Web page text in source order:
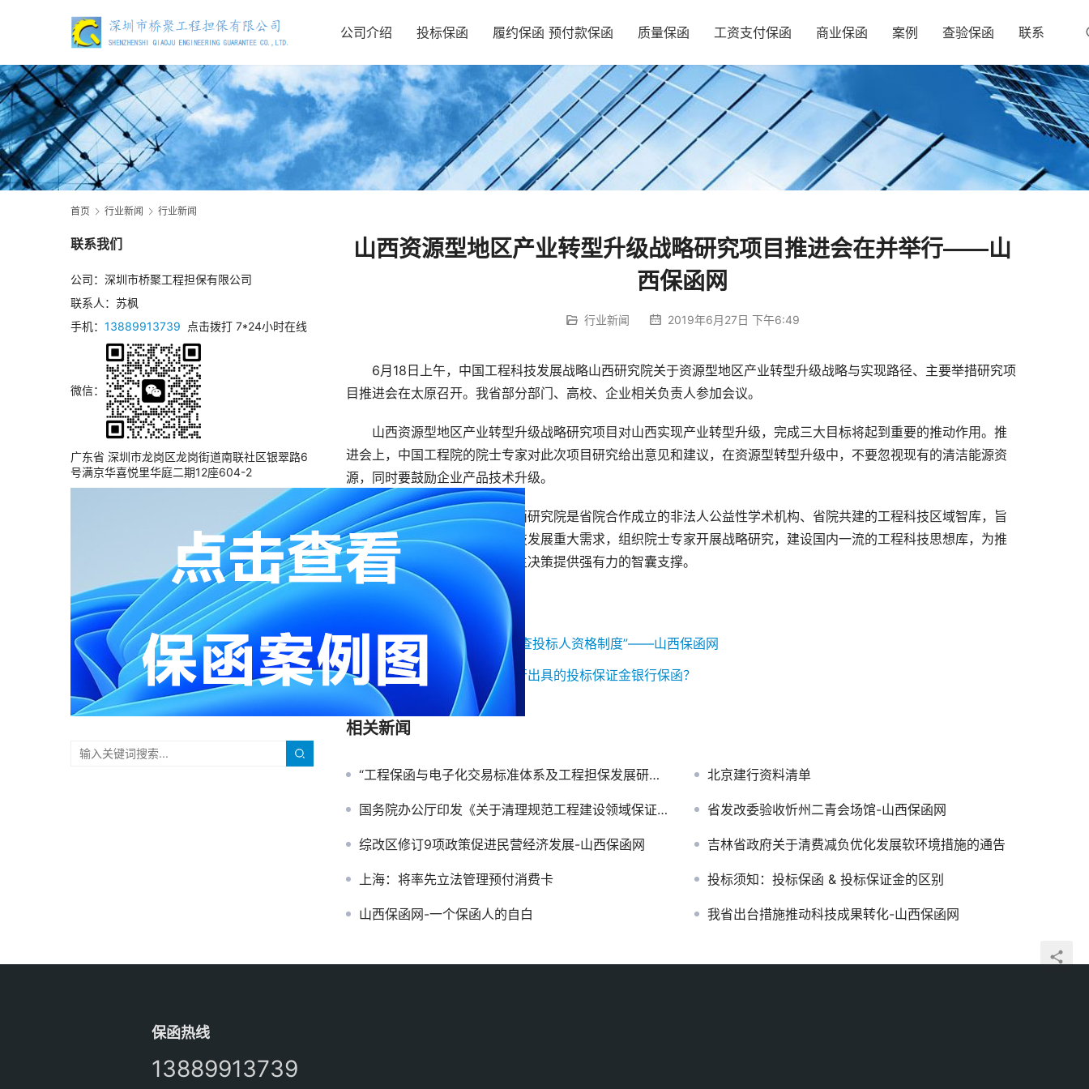
公司介绍 投标保函 履约保函 预付款保函 质量保函 工资支付保函 商业保函 案例 查验保函 联系
首页 行业新闻 行业新闻
山西资源型地区产业转型升级战略研究项目推进会在并举行——山
西保函网
行业新闻 2019年6月27日 下午6:49
6月18日上午，中国工程科技发展战略山西研究院关于资源型地区产业转型升级战略与实现路径、主要举措研究项
目推进会在太原召开。我省部分部门、高校、企业相关负责人参加会议。
山西资源型地区产业转型升级战略研究项目对山西实现产业转型升级，完成三大目标将起到重要的推动作用。推
进会上，中国工程院的院士专家对此次项目研究给出意见和建议，在资源型转型升级中，不要忽视现有的清洁能源资
源，同时要鼓励企业产品技术升级。
中国工程科技发展战略山西研究院是省院合作成立的非法人公益性学术机构、省院共建的工程科技区域智库，旨
在围绕我省经济社会及工程科技发展重大需求，组织院士专家开展战略研究，建设国内一流的工程科技思想库，为推
进创新驱动发展、促进科学民主决策提供强有力的智囊支撑。
来源:山西日报
上一篇： 长治市实行“采购人审查投标人资格制度”——山西保函网
下一篇：如何办理山西省内银行出具的投标保证金银行保函？
相关新闻
“工程保函与电子化交易标准体系及工程担保发展研讨会” 在清华大学召开 北京建行资料清单
国务院办公厅印发《关于清理规范工程建设领域保证金的通知》 省发改委验收忻州二青会场馆-山西保函网
综改区修订9项政策促进民营经济发展-山西保函网 吉林省政府关于清费减负优化发展软环境措施的通告
上海：将率先立法管理预付消费卡 投标须知：投标保函 & 投标保证金的区别
山西保函网-一个保函人的自白 我省出台措施推动科技成果转化-山西保函网
联系我们
公司：深圳市桥聚工程担保有限公司
联系人：苏枫
手机： 13889913739 点击拨打 7*24小时在线
微信：
广东省 深圳市龙岗区龙岗街道南联社区银翠路6
号满京华喜悦里华庭二期12座604-2
保函热线
13889913739